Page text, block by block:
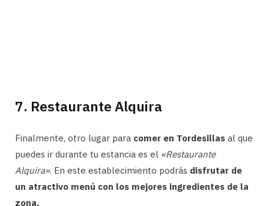
7. Restaurante Alquira
Finalmente, otro lugar para comer en Tordesillas al que
puedes ir durante tu estancia es el «Restaurante
Alquira». En este establecimiento podrás disfrutar de
un atractivo menú con los mejores ingredientes de la
zona.